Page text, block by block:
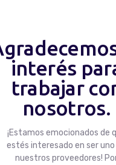
Mes Del
Quincena Del
interés
trabajar
nosotros.
¡Estamos emocionados de
estés interesado en ser uno
nuestros proveedores!